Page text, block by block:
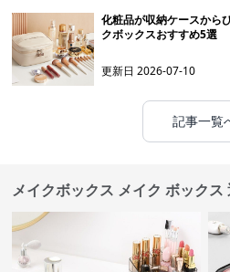
化粧品が収納ケースから
クボックスおすすめ5選
更新日2026-07-10
記事一覧
メイクボックス メイク ボックス